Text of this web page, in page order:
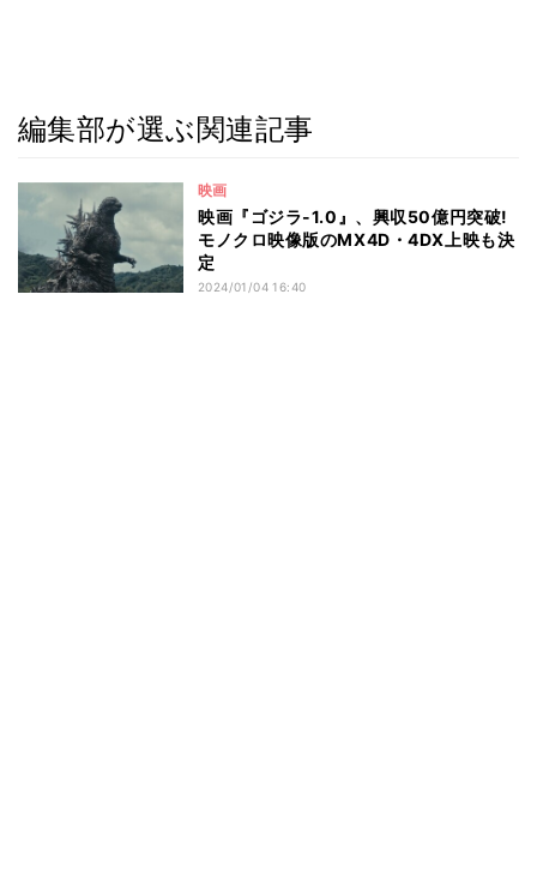
編集部が選ぶ関連記事
映画
映画『ゴジラ-1.0』、興収50億円突破!
モノクロ映像版のMX4D・4DX上映も決
定
2024/01/04 16:40